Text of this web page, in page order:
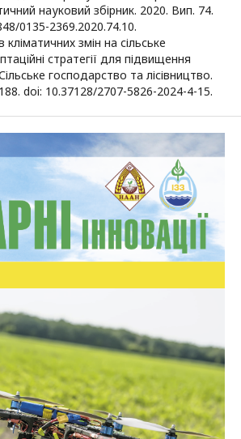
науковий збірник. 2020. Вип. 74.
0135-2369.2020.74.10.
змін на сільське
стратегії для підвищення
господарство та лісівництво.
doi: 10.37128/2707-5826-2024-4-15.